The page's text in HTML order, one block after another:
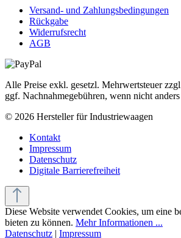
Versand- und Zahlungsbedingungen
Rückgabe
Widerrufsrecht
AGB
Alle Preise exkl. gesetzl. Mehrwertsteuer
ggf. Nachnahmegebühren, wenn nicht anders
© 2026 Hersteller für Industriewaagen
Kontakt
Impressum
Datenschutz
Digitale Barrierefreiheit
Diese Website verwendet Cookies, um eine
bieten zu können. Mehr Informationen ...
Datenschutz | Impressum